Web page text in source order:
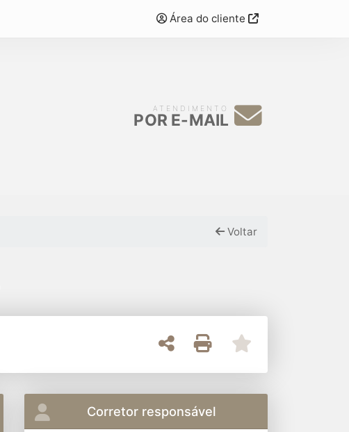
Área do cliente
ATENDIMENTO
POR E-MAIL
Voltar
Corretor responsável